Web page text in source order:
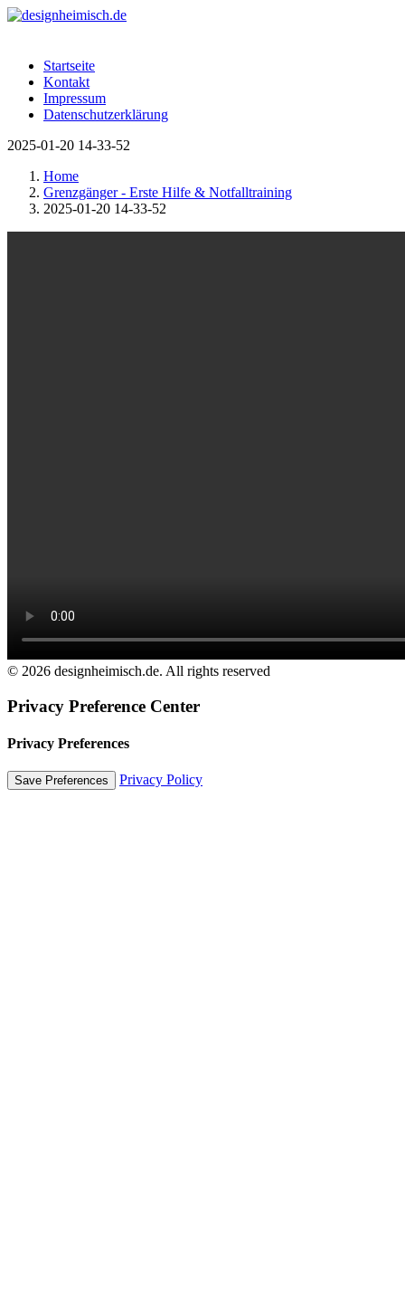
Startseite
Kontakt
Impressum
Datenschutzerklärung
2025-01-20 14-33-52
Home
Grenzgänger - Erste Hilfe & Notfalltraining
2025-01-20 14-33-52
© 2026 designheimisch.de. All rights reserved
Privacy Preference Center
Privacy Preferences
Privacy Policy